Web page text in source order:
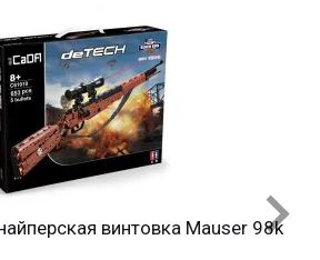
винтовка Mauser 98k